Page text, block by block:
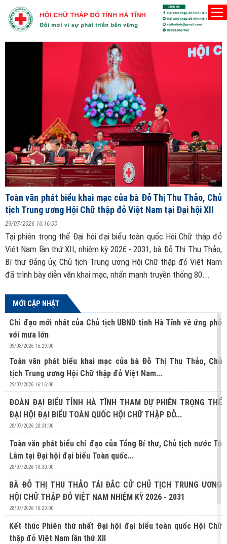
Chủ nhật, 9/8/2026 Người Hội viên Hội Chữ thập đỏ phải thật sự vì
Toàn văn phát biểu khai mạc của bà Đỗ Thị Thu Thảo, Chủ
tịch Trung ương Hội Chữ thập đỏ Việt Nam tại Đại hội XII
29/07/2026 16:16:00
Tại phiên trọng thể Đại hội đại biểu toàn quốc Hội Chữ thập đỏ
Việt Nam lần thứ XII, nhiệm kỳ 2026 - 2031, bà Đỗ Thị Thu Thảo,
Bí thư Đảng ủy, Chủ tịch Trung ương Hội Chữ thập đỏ Việt Nam
đã trình bày diễn văn khai mạc, nhấn mạnh truyền thống 80...
MỚI CẬP NHẬT
Chỉ đạo mới nhất của Chủ tịch UBND tỉnh Hà Tĩnh về ứng phó
với mưa lớn
05/08/2026 16:29:00
Toàn văn phát biểu khai mạc của bà Đỗ Thị Thu Thảo, Chủ
tịch Trung ương Hội Chữ thập đỏ Việt Nam...
29/07/2026 16:16:00
ĐOÀN ĐẠI BIỂU TỈNH HÀ TĨNH THAM DỰ PHIÊN TRỌNG THỂ
ĐẠI HỘI ĐẠI BIỂU TOÀN QUỐC HỘI CHỮ THẬP ĐỎ...
28/07/2026 20:31:00
Toàn văn phát biểu chỉ đạo của Tổng Bí thư, Chủ tịch nước Tô
Lâm tại Đại hội đại biểu Toàn quốc...
28/07/2026 10:30:00
BÀ ĐỖ THỊ THU THẢO TÁI ĐẮC CỬ CHỦ TỊCH TRUNG ƯƠNG
HỘI CHỮ THẬP ĐỎ VIỆT NAM NHIỆM KỲ 2026 - 2031
28/07/2026 10:29:00
Kết thúc Phiên thứ nhất Đại hội đại biểu toàn quốc Hội Chữ
thập đỏ Việt Nam lần thứ XII